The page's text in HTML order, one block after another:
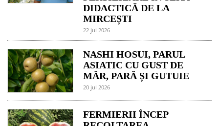
DIDACTICĂ DE LA
MIRCEȘTI
22 jul 2026
NASHI HOSUI, PARUL
ASIATIC CU GUST DE
MĂR, PARĂ ȘI GUTUIE
20 jul 2026
FERMIERII ÎNCEP